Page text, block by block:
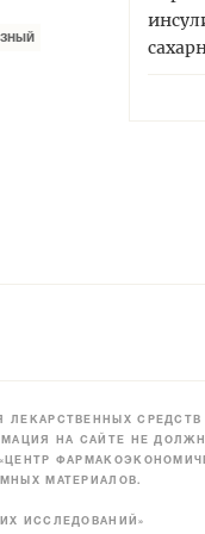
НА САЙТЕ НЕ
МАТЕРИАЛОВ.
ИССЛЕДОВАНИЙ»